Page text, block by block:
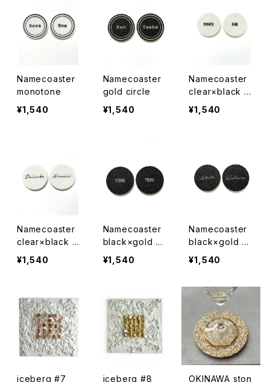
Namecoaster
monotone
¥1,540
Namecoaster
gold circle
¥1,540
Namecoaster
clear×black p
rint
¥1,540
Namecoaster
clear×black c
ursive
¥1,540
Namecoaster
black×gold pr
int
¥1,540
Namecoaster
black×gold cu
rsive
¥1,540
iceberg #7
iceberg #8
OKINAWA ston